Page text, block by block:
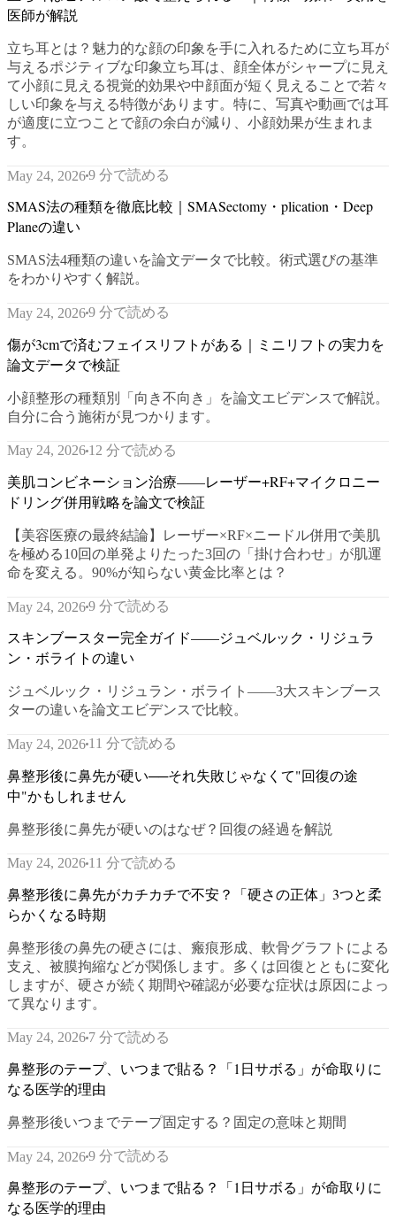
医師が解説
立ち耳とは？魅力的な顔の印象を手に入れるために立ち耳が
与えるポジティブな印象立ち耳は、顔全体がシャープに見え
て小顔に見える視覚的効果や中顔面が短く見えることで若々
しい印象を与える特徴があります。特に、写真や動画では耳
が適度に立つことで顔の余白が減り、小顔効果が生まれま
す。
May 24, 20269 分で読める
SMAS法の種類を徹底比較｜SMASectomy・plication・Deep
Planeの違い
SMAS法4種類の違いを論文データで比較。術式選びの基準
をわかりやすく解説。
May 24, 20269 分で読める
傷が3cmで済むフェイスリフトがある｜ミニリフトの実力を
論文データで検証
小顔整形の種類別「向き不向き」を論文エビデンスで解説。
自分に合う施術が見つかります。
May 24, 2026 12 分で読める
美肌コンビネーション治療——レーザー+RF+マイクロニー
ドリング併用戦略を論文で検証
【美容医療の最終結論】レーザー×RF×ニードル併用で美肌
を極める10回の単発よりたった3回の「掛け合わせ」が肌運
命を変える。90%が知らない黄金比率とは？
May 24, 20269 分で読める
スキンブースター完全ガイド——ジュベルック・リジュラ
ン・ボライトの違い
ジュベルック・リジュラン・ボライト——3大スキンブース
ターの違いを論文エビデンスで比較。
May 24, 2026 11 分で読める
鼻整形後に鼻先が硬い──それ失敗じゃなくて"回復の途
中"かもしれません
鼻整形後に鼻先が硬いのはなぜ？回復の経過を解説
May 24, 2026 11 分で読める
鼻整形後に鼻先がカチカチで不安？「硬さの正体」3つと柔
らかくなる時期
鼻整形後の鼻先の硬さには、瘢痕形成、軟骨グラフトによる
支え、被膜拘縮などが関係します。多くは回復とともに変化
しますが、硬さが続く期間や確認が必要な症状は原因によっ
て異なります。
May 24, 2026 7 分で読める
鼻整形のテープ、いつまで貼る？「1日サボる」が命取りに
なる医学的理由
鼻整形後いつまでテープ固定する？固定の意味と期間
May 24, 20269 分で読める
鼻整形のテープ、いつまで貼る？「1日サボる」が命取りに
なる医学的理由